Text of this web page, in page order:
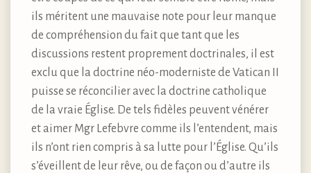
ils méritent une mauvaise note pour leur manque
de compréhension du fait que tant que les
discussions restent proprement doctrinales, il est
exclu que la doctrine néo-moderniste de Vatican II
puisse se réconcilier avec la doctrine catholique
de la vraie Église. De tels fidèles peuvent vénérer
et aimer Mgr Lefebvre comme ils l’entendent, mais
ils n’ont rien compris à sa lutte pour l’Église. Qu’ils
s’éveillent de leur rêve, ou de façon ou d’autre ils